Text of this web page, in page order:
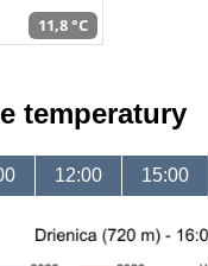
11,8 °C
temperatury
12:00 15:00